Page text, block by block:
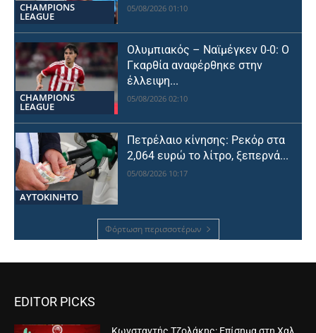
CHAMPIONS
LEAGUE
05/08/2026 01:10
CHAMPIONS
LEAGUE
Ολυμπιακός – Ναϊμέγκεν 0-0: Ο
Γκαρθία αναφέρθηκε στην
έλλειψη...
05/08/2026 02:10
ΑΥΤΟΚΙΝΗΤΟ
Πετρέλαιο κίνησης: Ρεκόρ στα
2,064 ευρώ το λίτρο, ξεπερνά...
05/08/2026 10:17
Φόρτωση περισσοτέρων
EDITOR PICKS
Κωνσταντής Τζολάκης: Επίσημα στη Χαλ